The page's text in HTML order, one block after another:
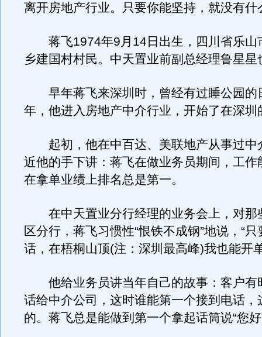
离开房地产行业。只要你能坚持，就没有什
蒋飞1974年9月14日出生，四川省乐山
乡建国村村民。中天置业前副总经理鲁星星
早年蒋飞来深圳时，曾经有过睡公园的
年，他进入房地产中介行业，开始了在深圳
起初，他在中百达、美联地产从事过中
近他的手下讲：蒋飞在做业务员期间，工作
在拿单业绩上排名总是第一。
在中天置业分行经理的业务会上，对那
区分行，蒋飞习惯性“恨铁不成钢”地说，“
话，在梧桐山顶(注：深圳最高峰)我也能开
他给业务员讲当年自己的故事：客户有
话给中介公司，这时谁能第一个接到电话，
的。蒋飞总是能做到第一个拿起话筒说“您好